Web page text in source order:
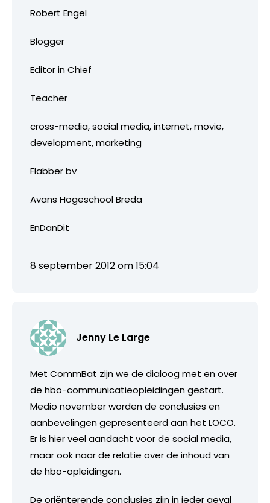
Robert Engel
Blogger
Editor in Chief
Teacher
cross-media, social media, internet, movie,
development, marketing
Flabber bv
Avans Hogeschool Breda
EnDanDit
8 september 2012 om 15:04
Jenny Le Large
Met CommBat zijn we de dialoog met en over
de hbo-communicatieopleidingen gestart.
Medio november worden de conclusies en
aanbevelingen gepresenteerd aan het LOCO.
Er is hier veel aandacht voor de social media,
maar ook naar de relatie over de inhoud van
de hbo-opleidingen.
De oriënterende conclusies zijn in ieder geval